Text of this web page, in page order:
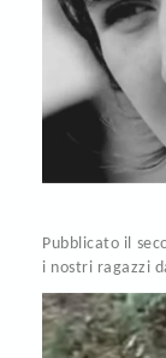
Pubblicato il
i nostri ragazzi